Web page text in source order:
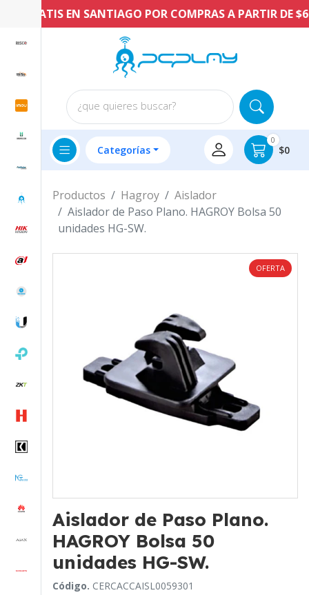
GRATIS EN SANTIAGO POR COMPRAS A PARTIR DE
¿que quieres buscar?
Categorías
0
$0
Productos Hagroy
Aislador
Aislador de Paso Plano. HAGROY Bolsa 50
unidades HG-SW.
OFERTA
Aislador de Paso Plano.
HAGROY Bolsa 50
unidades HG-SW.
Código. CERCACCAISL0059301